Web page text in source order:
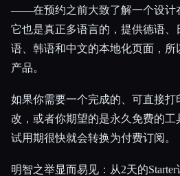
——在预约之前大致了解一个设计
它也是真正多语言的，提供德语
语、韩语和中文的本地化页面，
产品。
如果你需要一个完成的、可直接
改，或者你期望的是永久免费的
试用期很快就会转换为付费订阅。
明智之举显而易见：从2天的